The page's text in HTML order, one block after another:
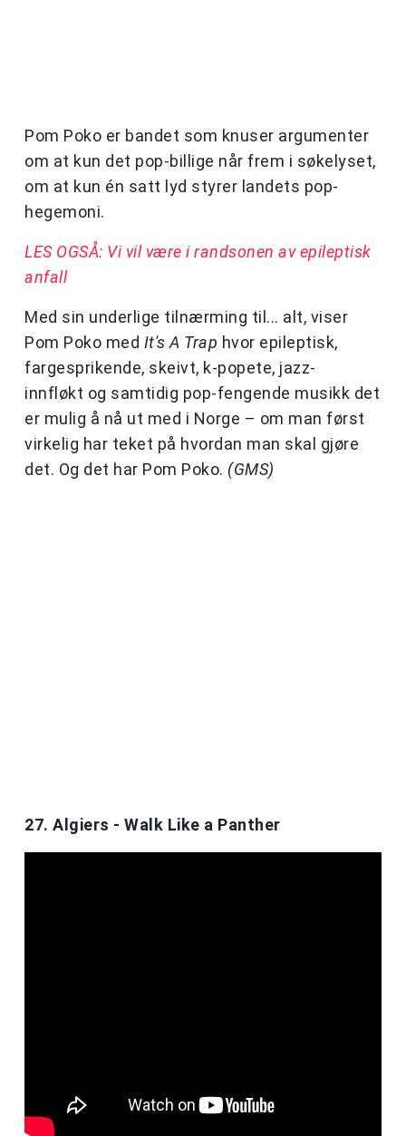
Pom Poko er bandet som knuser argumenter
om at kun det pop-billige når frem i søkelyset,
om at kun én satt lyd styrer landets pop-
hegemoni.
LES OGSÅ: Vi vil være i randsonen av epileptisk
anfall
Med sin underlige tilnærming til... alt, viser
Pom Poko med It's A Trap hvor epileptisk,
fargesprikende, skeivt, k-popete, jazz-
innfløkt og samtidig pop-fengende musikk det
er mulig å nå ut med i Norge – om man først
virkelig har teket på hvordan man skal gjøre
det. Og det har Pom Poko. (GMS)
27. Algiers - Walk Like a Panther